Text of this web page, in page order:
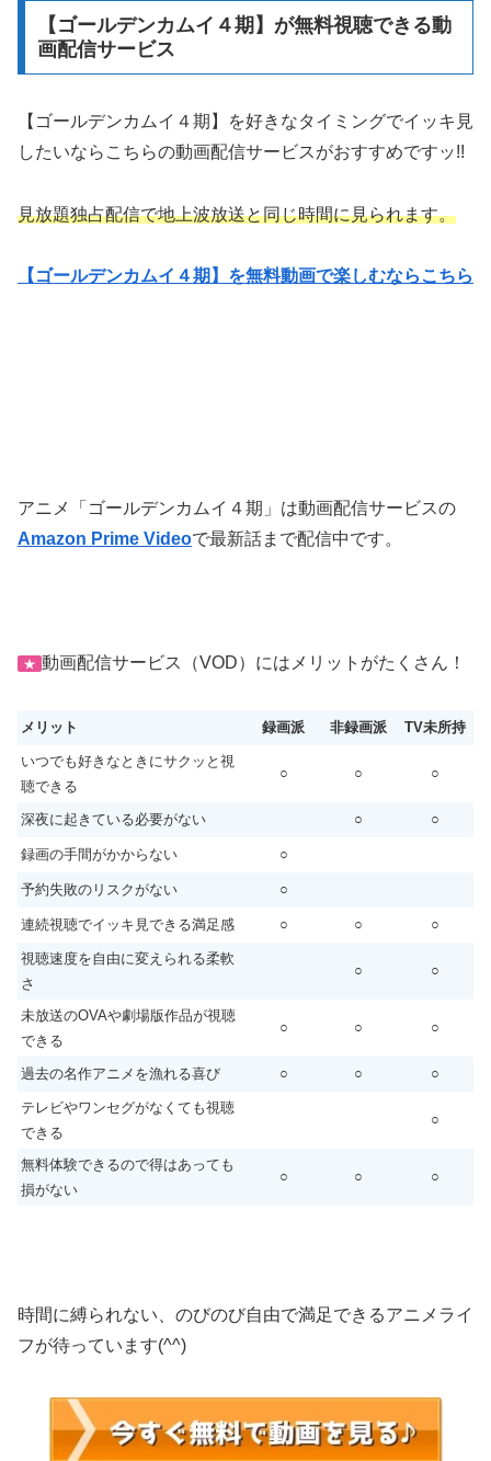
【ゴールデンカムイ４期】が無料視聴できる動
画配信サービス
【ゴールデンカムイ４期】を好きなタイミングでイッキ見
したいならこちらの動画配信サービスがおすすめですッ!!
見放題独占配信で地上波放送と同じ時間に見られます。
【ゴールデンカムイ４期】を無料動画で楽しむならこちら
アニメ「ゴールデンカムイ４期」は動画配信サービスの
Amazon Prime Videoで最新話まで配信中です。
★ 動画配信サービス（VOD）にはメリットがたくさん！
メリット 録画派 非録画派 TV未所持
いつでも好きなときにサクッと視
聴できる
○ ○ ○
深夜に起きている必要がない ○ ○
録画の手間がかからない ○
予約失敗のリスクがない ○
連続視聴でイッキ見できる満足感 ○ ○ ○
視聴速度を自由に変えられる柔軟
さ
○ ○
未放送のOVAや劇場版作品が視聴
できる
○ ○ ○
過去の名作アニメを漁れる喜び ○ ○ ○
テレビやワンセグがなくても視聴
できる
○
無料体験できるので得はあっても
損がない
○ ○ ○
時間に縛られない、のびのび自由で満足できるアニメライ
フが待っています(^^)